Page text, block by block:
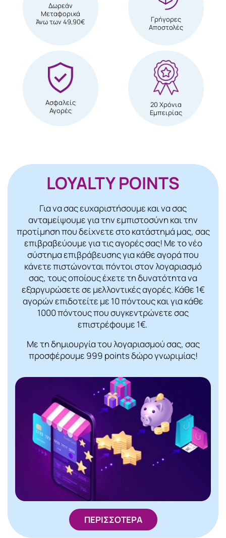
Δωρεάν
Μεταφορικά
Άνω των 49,90€
Γρήγορες
Αποστολές
Ασφαλείς
Αγορές
20 Χρόνια
Εμπειρίας
LOYALTY POINTS
Για να σας ευχαριστήσουμε και να σας
ανταμείψουμε για την εμπιστοσύνη και την
προτίμηση που δείχνετε στο κατάστημά μας, σας
επιβραβεύουμε για τις αγορές σας! Mε το νέο
σύστημα επιβράβευσης για κάθε αγορά που
κάνετε πιστώνονται πόντοι στον λογαριασμό
σας, τους οποίους έχετε τη δυνατότητα να
εξαργυρώσετε σε μελλοντικές αγορές. Κάθε 1€
αγορών επιδοτείτε με 10 πόντους και για κάθε
1000 πόντους που συγκεντρώνετε σας
επιστρέφουμε 1€.
Με τη δημιουργία του λογαριασμού σας, σας
προσφέρουμε 999 points δώρο γνωριμίας!
ΠΕΡΙΣΣΟΤΕΡΑ